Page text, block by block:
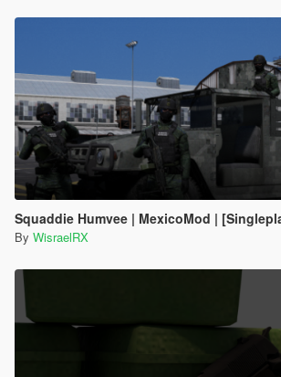
Squaddie Humvee | MexicoMod |
By WisraelRX